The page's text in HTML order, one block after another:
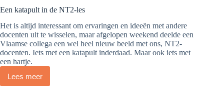
Een katapult in de NT2-les
Het is altijd interessant om ervaringen en ideeën met andere
docenten uit te wisselen, maar afgelopen weekend deelde een
Vlaamse collega een wel heel nieuw beeld met ons, NT2-
docenten. Iets met een katapult inderdaad. Maar ook iets met
een hartje.
Lees meer
Een
katapult